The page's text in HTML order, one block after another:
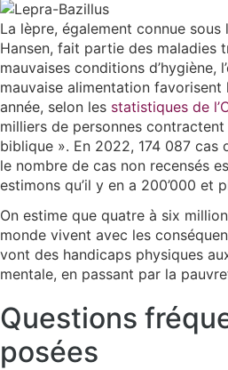
La lèpre, également connue
Hansen, fait partie des maladies
mauvaises conditions d’hygiène,
mauvaise alimentation favorisent
année, selon les statistiques de
milliers de personnes
biblique ». En 2022, 174 087 cas
le nombre de cas non recensés
estimons qu’il y en a 200’000 et
On estime que quatre à six
monde vivent avec les
vont des handicaps physiques
mentale, en passant par la
Questions
posées